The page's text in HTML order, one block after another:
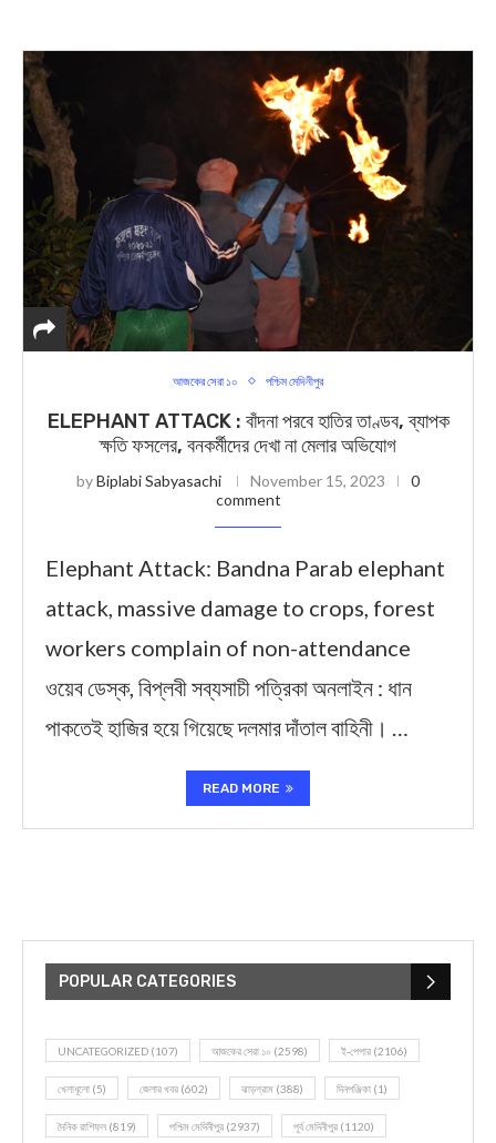
আজকের সেরা ১০ পশ্চিম মেদিনীপুর
ELEPHANT ATTACK : বাঁদনা পরবে হাতির তাণ্ডব, ব্যাপক
ক্ষতি ফসলের, বনকর্মীদের দেখা না মেলার অভিযোগ
byBiplabi Sabyasachi November 15, 2023
0
comment
Elephant Attack: Bandna Parab elephant
attack, massive damage to crops, forest
workers complain of non-attendance
ওয়েব ডেস্ক, বিপ্লবী সব্যসাচী পত্রিকা অনলাইন : ধান
পাকতেই হাজির হয়ে গিয়েছে দলমার দাঁতাল বাহিনী। …
READ MORE
POPULAR CATEGORIES
UNCATEGORIZED (107) আজকের সেরা ১০ (2598) ই-পেপার (2106)
খেলাধূলো (5) জেলার খবর (602) ঝাড়গ্রাম (388) দিনপঞ্জিকা (1)
দৈনিক রাশিফল (819) পশ্চিম মেদিনীপুর (2937) পূর্ব মেদিনীপুর (1120)